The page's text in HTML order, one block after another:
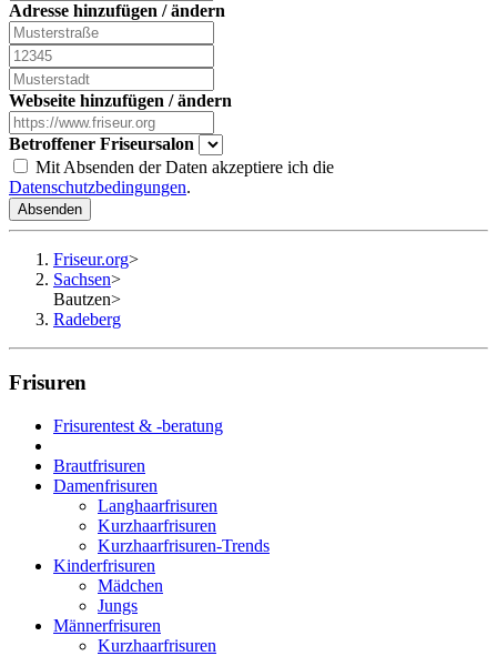
Adresse hinzufügen / ändern
Webseite hinzufügen / ändern
Betroffener Friseursalon
Mit Absenden der Daten akzeptiere ich die
Datenschutzbedingungen.
Absenden
Friseur.org>
Sachsen>
Bautzen>
Radeberg
Frisuren
Frisurentest & -beratung
Brautfrisuren
Damenfrisuren
Langhaarfrisuren
Kurzhaarfrisuren
Kurzhaarfrisuren-Trends
Kinderfrisuren
Mädchen
Jungs
Männerfrisuren
Kurzhaarfrisuren